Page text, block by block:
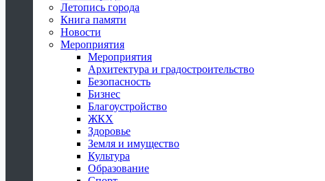
Летопись города
Книга памяти
Новости
Мероприятия
Мероприятия
Архитектура и градостроительство
Безопасность
Бизнес
Благоустройство
ЖКХ
Здоровье
Земля и имущество
Культура
Образование